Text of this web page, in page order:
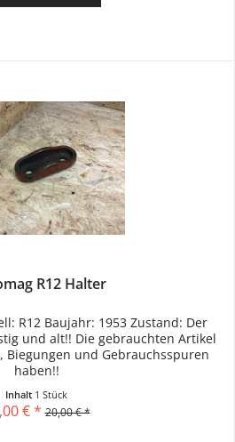
R12 Halter
R12 Baujahr: 1953 Zustand: Der
und alt!! Die gebrauchten Artikel
Biegungen und Gebrauchsspuren
haben!!
Inhalt 1 Stück
€ * 20,00 € *